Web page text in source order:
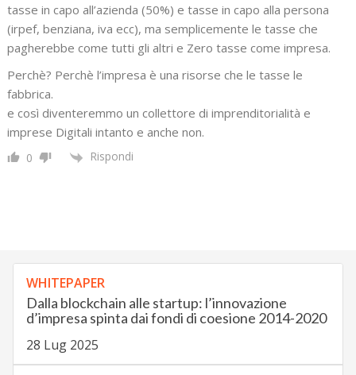
tasse in capo all’azienda (50%) e tasse in capo alla persona
(irpef, benziana, iva ecc), ma semplicemente le tasse che
pagherebbe come tutti gli altri e Zero tasse come impresa.
Perchè? Perchè l’impresa è una risorse che le tasse le
fabbrica.
e così diventeremmo un collettore di imprenditorialità e
imprese Digitali intanto e anche non.
0 Rispondi
WHITEPAPER
Dalla blockchain alle startup: l’innovazione
d’impresa spinta dai fondi di coesione 2014-2020
28 Lug 2025